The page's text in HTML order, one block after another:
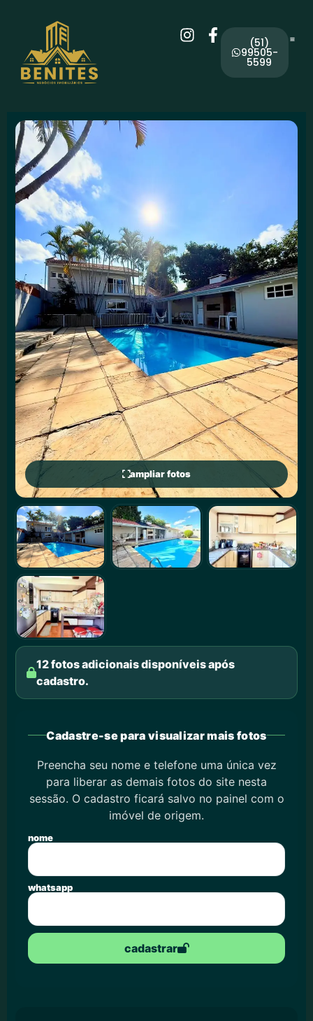
(51)
99505-
5599
ampliar fotos
12 fotos adicionais disponíveis após
cadastro.
Cadastre-se para visualizar mais fotos
Preencha seu nome e telefone uma única vez
para liberar as demais fotos do site nesta
sessão. O cadastro ficará salvo no painel com o
imóvel de origem.
nome
whatsapp
cadastrar